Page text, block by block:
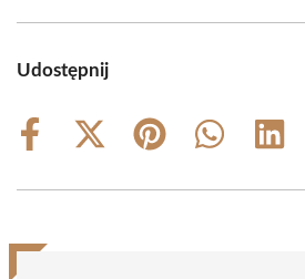
Udostępnij
Share
Share
(Twitter)
Share
Share
Share